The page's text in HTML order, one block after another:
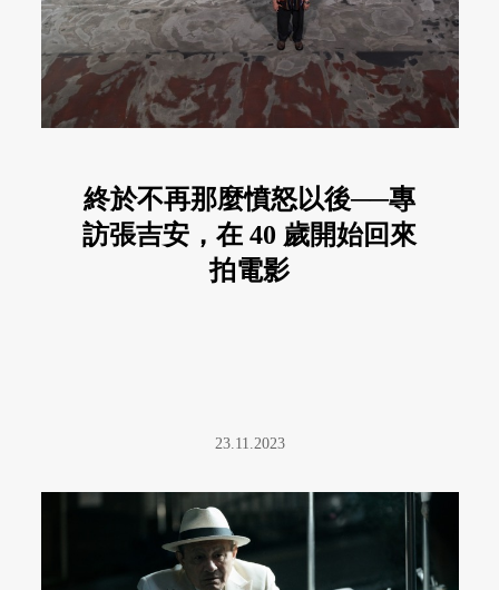
終於不再那麼憤怒以後──專
訪張吉安，在 40 歲開始回來
拍電影
23.11.2023